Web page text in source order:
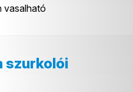
vasalható
szurkolói